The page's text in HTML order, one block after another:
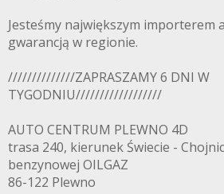
Jesteśmy największym importerem
gwarancją w regionie.
//////////////ZAPRASZAMY 6 DNI W
TYGODNIU//////////////////
AUTO CENTRUM PLEWNO 4D
trasa 240, kierunek Świecie -
benzynowej OILGAZ
86-122 Plewno